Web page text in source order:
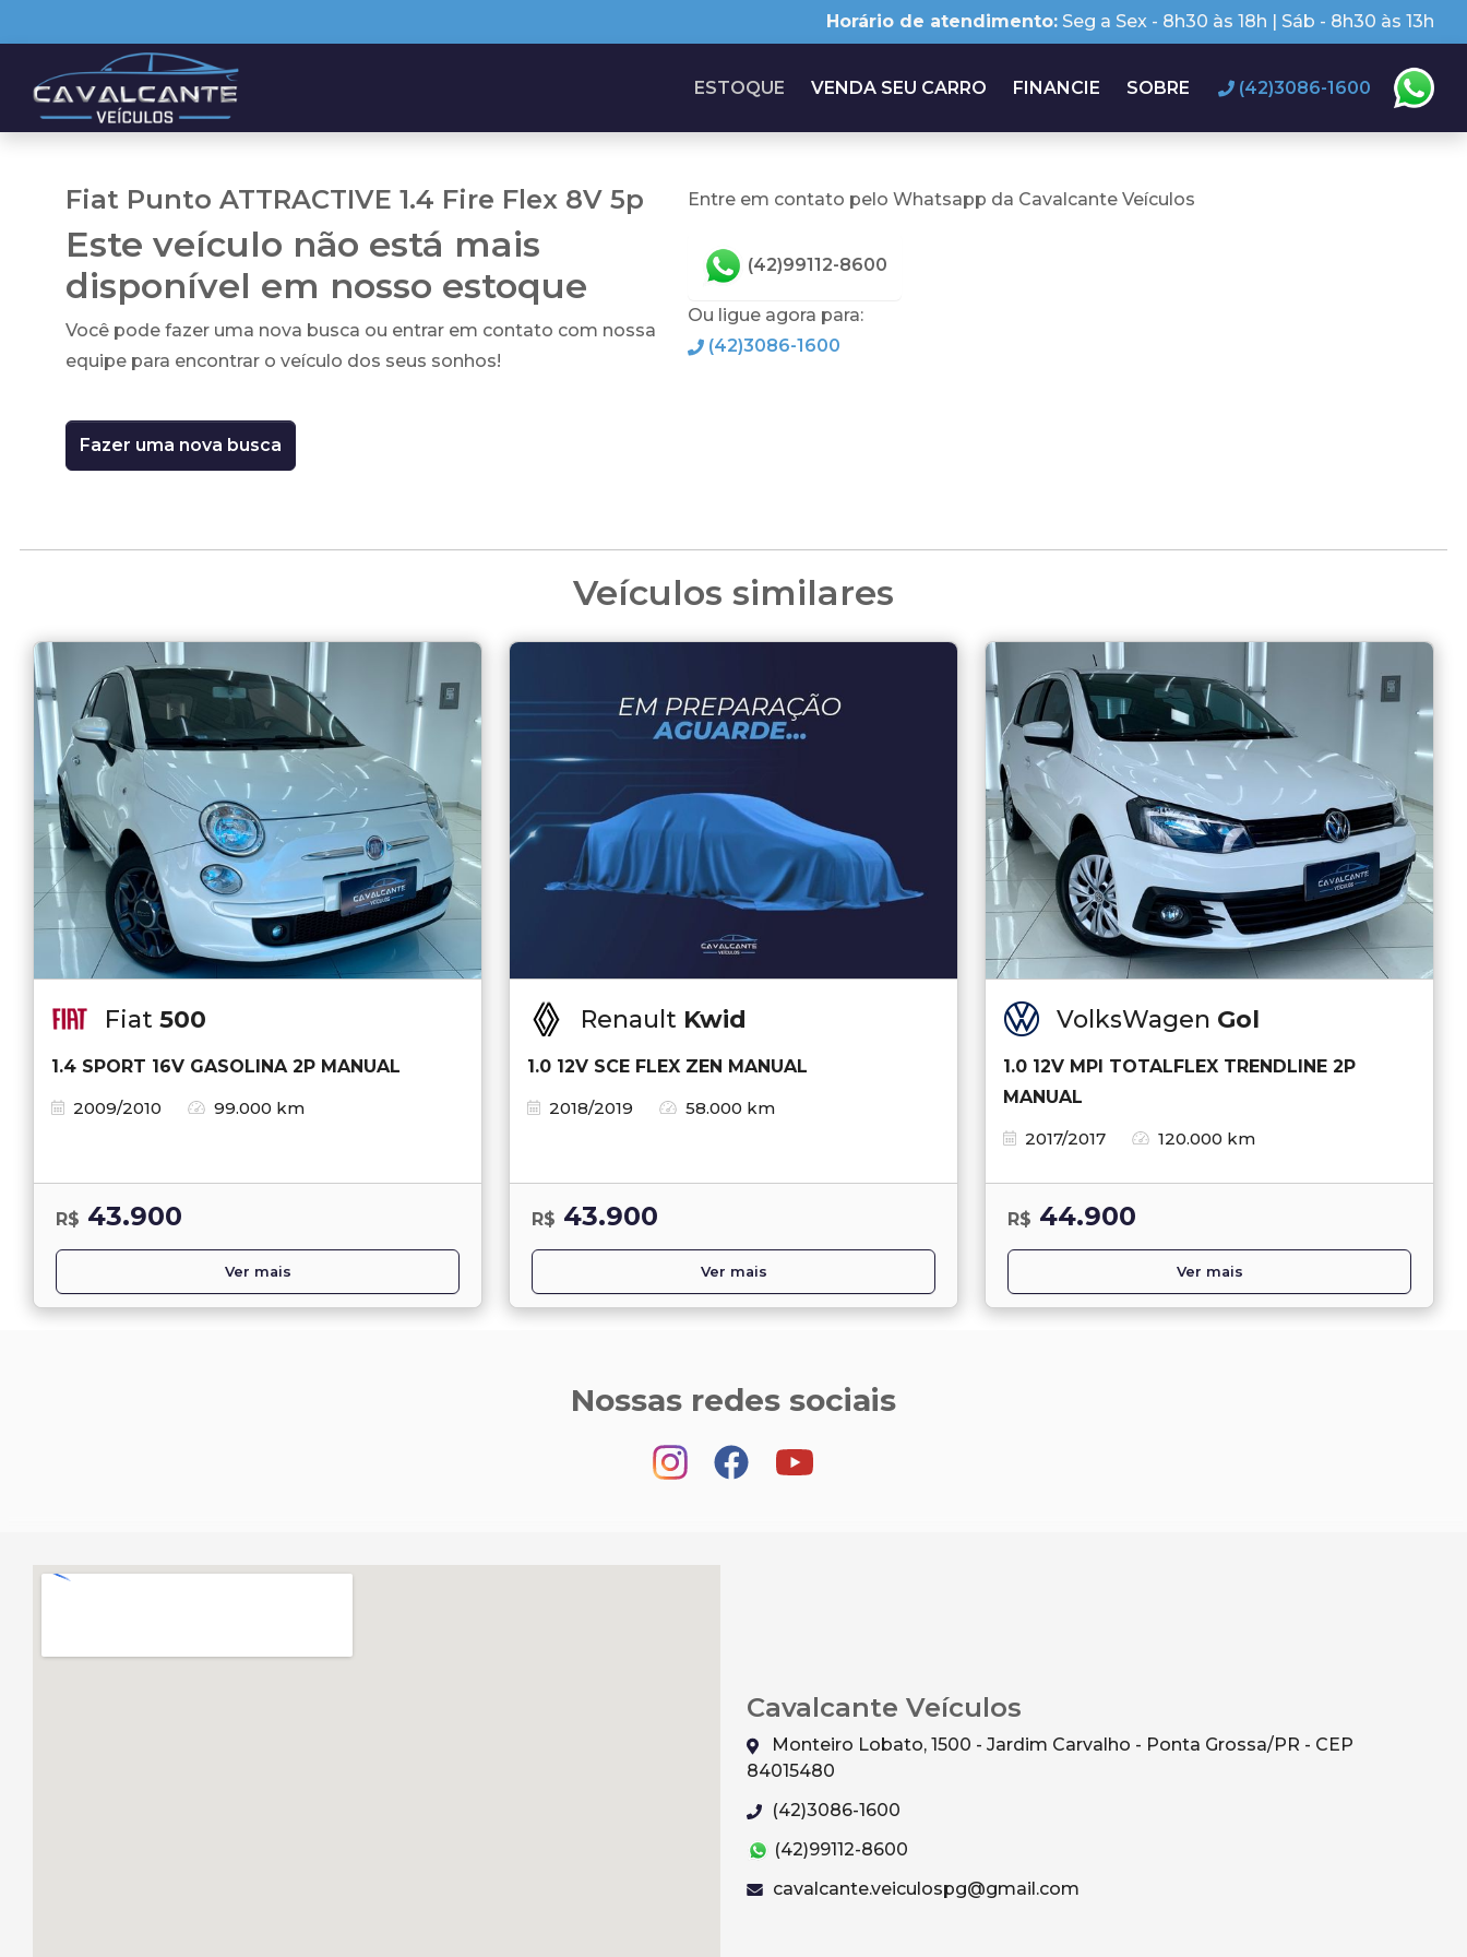
Horário de atendimento: Seg a Sex - 8h30 às 18h | Sáb - 8h30 às 13h
ESTOQUE VENDA SEU CARRO FINANCIE SOBRE (42)3086-1600
Fiat Punto ATTRACTIVE 1.4 Fire Flex 8V 5p
Este veículo não está mais
disponível em nosso estoque
Você pode fazer uma nova busca ou entrar em contato com nossa
equipe para encontrar o veículo dos seus sonhos!
Fazer uma nova busca
Entre em contato pelo Whatsapp da Cavalcante Veículos
(42)99112-8600
Ou ligue agora para:
(42)3086-1600
Veículos similares
Fiat 500
1.4 SPORT 16V GASOLINA 2P MANUAL
2009/2010
99.000 km
R$ 43.900
Ver mais
Renault Kwid
1.0 12V SCE FLEX ZEN MANUAL
2018/2019
58.000 km
R$ 43.900
Ver mais
VolksWagen Gol
1.0 12V MPI TOTALFLEX TRENDLINE 2P
MANUAL
2017/2017
120.000 km
R$ 44.900
Ver mais
Nossas redes sociais
Cavalcante Veículos
Monteiro Lobato, 1500 - Jardim Carvalho - Ponta Grossa/PR - CEP
84015480
(42)3086-1600
(42)99112-8600
cavalcante.veiculospg@gmail.com